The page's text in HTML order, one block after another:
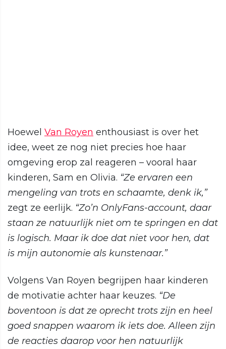
Hoewel Van Royen enthousiast is over het
idee, weet ze nog niet precies hoe haar
omgeving erop zal reageren – vooral haar
kinderen, Sam en Olivia. “Ze ervaren een
mengeling van trots en schaamte, denk ik,”
zegt ze eerlijk. “Zo’n OnlyFans-account, daar
staan ze natuurlijk niet om te springen en dat
is logisch. Maar ik doe dat niet voor hen, dat
is mijn autonomie als kunstenaar.”
Volgens Van Royen begrijpen haar kinderen
de motivatie achter haar keuzes. “De
boventoon is dat ze oprecht trots zijn en heel
goed snappen waarom ik iets doe. Alleen zijn
de reacties daarop voor hen natuurlijk